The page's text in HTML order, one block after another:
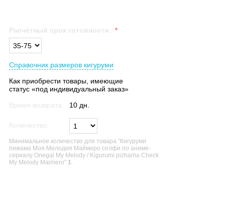
Расчётный срок готовности :
Справочник размеров кигуруми
Как приобрести товары, имеющие
статус «под индивидуальный заказ»
Время возврата:
10 дн.
Количество:
Минимальное количество для товара "Кигуруми
пижама Моя Мелодия Маймеро селфи по аниме-
сериалу Onegai My Melody / Kigurumi pizhama Check
My Melody Maimero" 1